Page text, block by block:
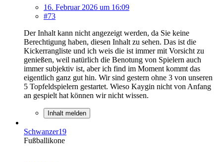
16. Februar 2026 um 16:09
#73
Der Inhalt kann nicht angezeigt werden, da Sie keine
Berechtigung haben, diesen Inhalt zu sehen. Das ist die
Kickerrangliste und ich weis die ist immer mit Vorsicht zu
genießen, weil natürlich die Benotung von Spielern auch
immer subjektiv ist, aber ich find im Moment kommt das
eigentlich ganz gut hin. Wir sind gestern ohne 3 von unseren
5 Topfeldspielern gestartet. Wieso Kaygin nicht von Anfang
an gespielt hat können wir nicht wissen.
Inhalt melden
Schwanzer19
Fußballikone